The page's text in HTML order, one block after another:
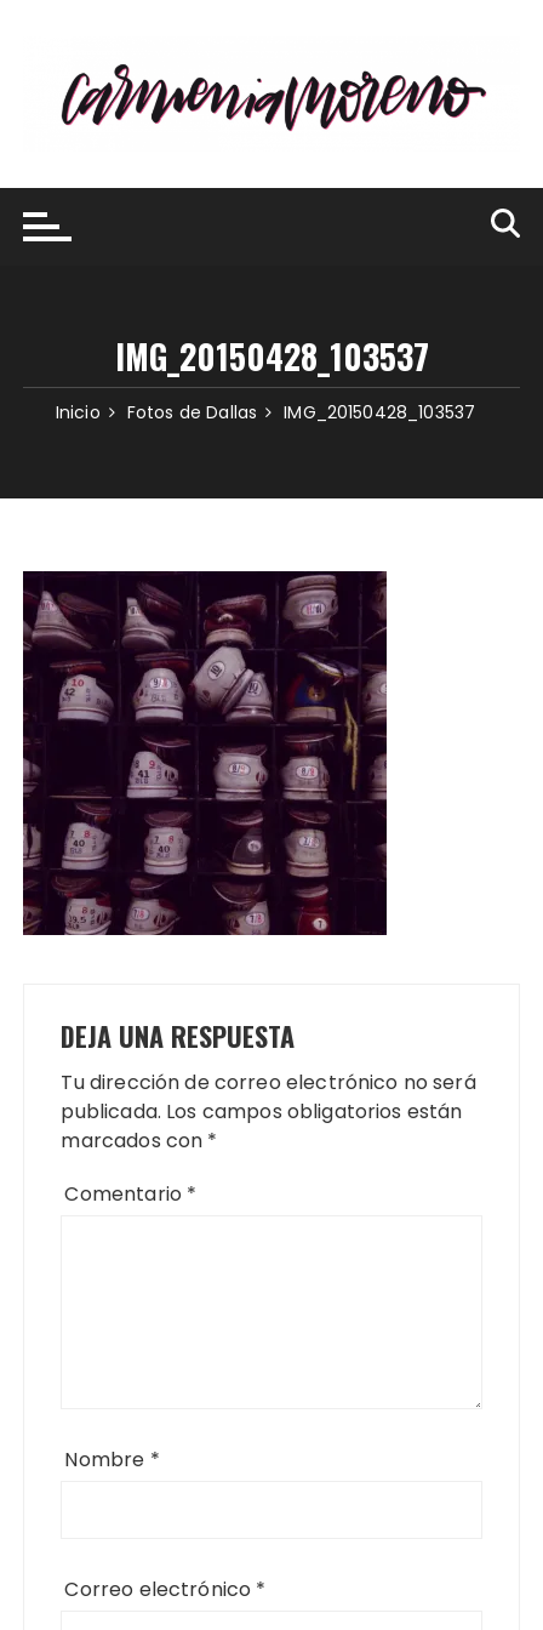
contenido
IMG_20150428_103537
Inicio Fotos de Dallas IMG_20150428_103537
DEJA UNA RESPUESTA
Tu dirección de correo electrónico no será
publicada. Los campos obligatorios están
marcados con *
Comentario *
Nombre *
Correo electrónico *